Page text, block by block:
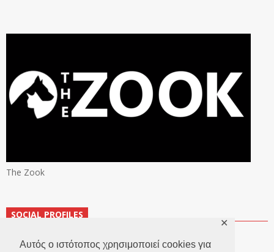
Αυτός ο ιστότοπος χρησιμοποιεί cookies για
✕
The Zook
SOCIAL PROFILES